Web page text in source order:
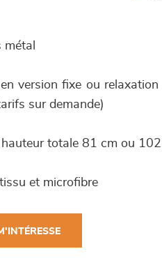
métal
version fixe ou
sur demande)
hauteur totale 81 cm ou
et microfibre